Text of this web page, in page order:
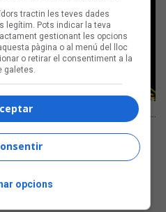
artistes | Juan Miguel Morales
el videoclip de
foc i onades
d'"entrediscos" | A final
un disc dedicat a la
i jueu
tractin les teves dades
legítim. Pots indicar la teva
gestionant les opcions
pàgina o al menú del lloc
o retirar el consentiment a la
galetes.
opcions